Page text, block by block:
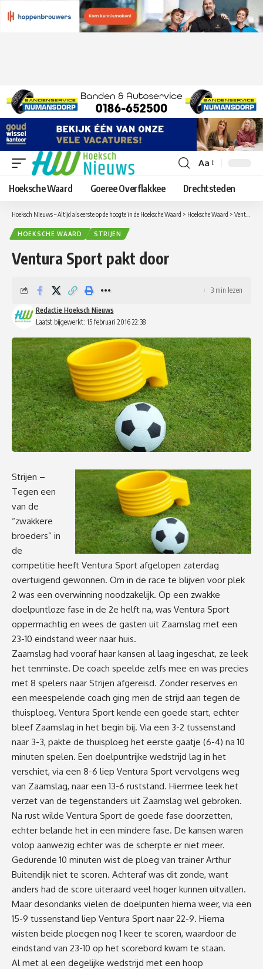
Lettergrootte
aanpassen
Aa
Hoeksche Waard Goeree Overflakkee Drechtsteden
Hoeksch Nieuws – Altijd als eerste op de hoogte in de Hoeksche Waard > Hoeksche Waard > Ventura Sport pakt door
HOEKSCHE WAARD STRIJEN
Ventura Sport pakt door
Laatst bijgewerkt: 15 februari 2016 22:38
Redactie Hoeksch Nieuws
3 min lezen
Strijen –
Tegen een
van de
“zwakkere
broeders” in
de
competitie heeft Ventura Sport afgelopen zaterdag
overtuigend gewonnen. Om in de race te blijven voor plek
2 was een overwinning noodzakelijk. Op een zwakke
doelpuntloze fase in de 2e helft na, was Ventura Sport
oppermachtig en wees de gasten uit Zaamslag met een
23-10 eindstand weer naar huis.
Zaamslag had vooraf haar kansen al laag ingeschat, ze leek
het tenminste. De coach speelde zelfs mee en was precies
met 8 spelers naar Strijen afgereisd. Zonder reserves en
een meespelende coach ging men de strijd aan tegen de
thuisploeg. Ventura Sport kende een goede start, echter
bleef Zaamslag in het begin bij. Via een 3-2 tussenstand
naar 3-3, pakte de thuisploeg het eerste gaatje (6-4) na 10
minuten spelen. Een doelpuntrijke wedstrijd lag in het
verschiet, via een 8-6 liep Ventura Sport vervolgens weg
van Zaamslag, naar een 13-6 ruststand. Hiermee leek het
verzet van de tegenstanders uit Zaamslag wel gebroken.
Na rust wilde Ventura Sport de goede fase doorzetten,
echter belande het in een mindere fase. De kansen waren
volop aanwezig echter was de scherpte er niet meer.
Gedurende 10 minuten wist de ploeg van trainer Arthur
Buitendijk niet te scoren. Achteraf was dit zonde, want
anders had de score uiteraard veel hoger kunnen uitvallen.
Maar desondanks vielen de doelpunten hierna weer, via een
15-9 tussenstand liep Ventura Sport naar 22-9. Hierna
wisten beide ploegen nog 1 keer te scoren, waardoor de
eindstand van 23-10 op het scorebord kwam te staan.
Al met al een degelijke wedstrijd met een hoop